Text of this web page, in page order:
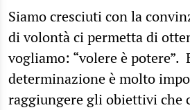
Siamo cresciuti con la
di volontà ci permetta di
vogliamo: “volere è potere”.
determinazione è molto
raggiungere gli obiettivi che